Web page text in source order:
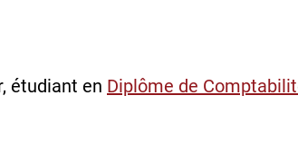
étudiant en Diplôme de